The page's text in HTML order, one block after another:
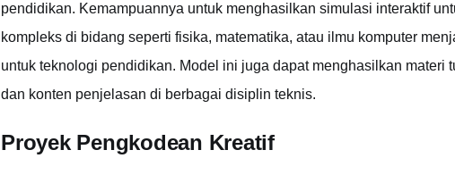
pendidikan. Kemampuannya untuk menghasilkan simulasi interaktif
kompleks di bidang seperti fisika, matematika, atau ilmu komputer
untuk teknologi pendidikan. Model ini juga dapat menghasilkan materi
dan konten penjelasan di berbagai disiplin teknis.
Proyek Pengkodean Kreatif